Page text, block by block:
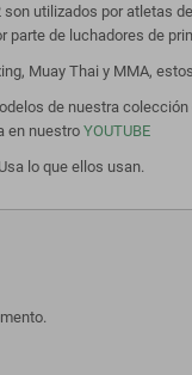
utilizados por atletas
parte de luchadores de
Muay Thai y MMA,
de nuestra colección
en nuestroYOUTUBE
lo que ellos usan.